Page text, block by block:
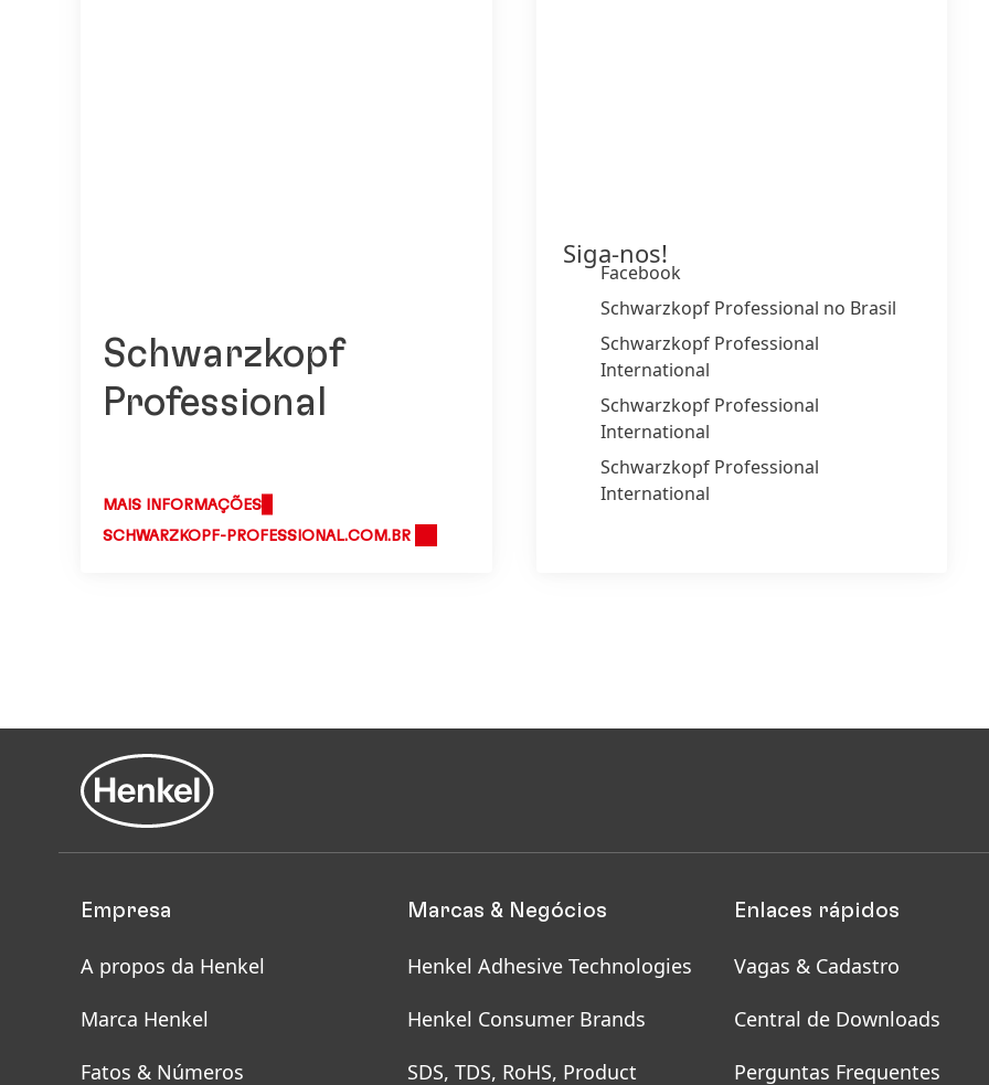
Schwarzkopf
Professional
MAIS INFORMAÇÕES
SCHWARZKOPF-PROFESSIONAL.COM.BR
Siga-nos!
Facebook
Schwarzkopf Professional no Brasil
Schwarzkopf Professional
International
Schwarzkopf Professional
International
Schwarzkopf Professional
International
Empresa
A propos da Henkel
Marca Henkel
Fatos & Números
Marcas & Negócios
Henkel Adhesive Technologies
Henkel Consumer Brands
SDS, TDS, RoHS, Product
Enlaces rápidos
Vagas & Cadastro
Central de Downloads
Perguntas Frequentes